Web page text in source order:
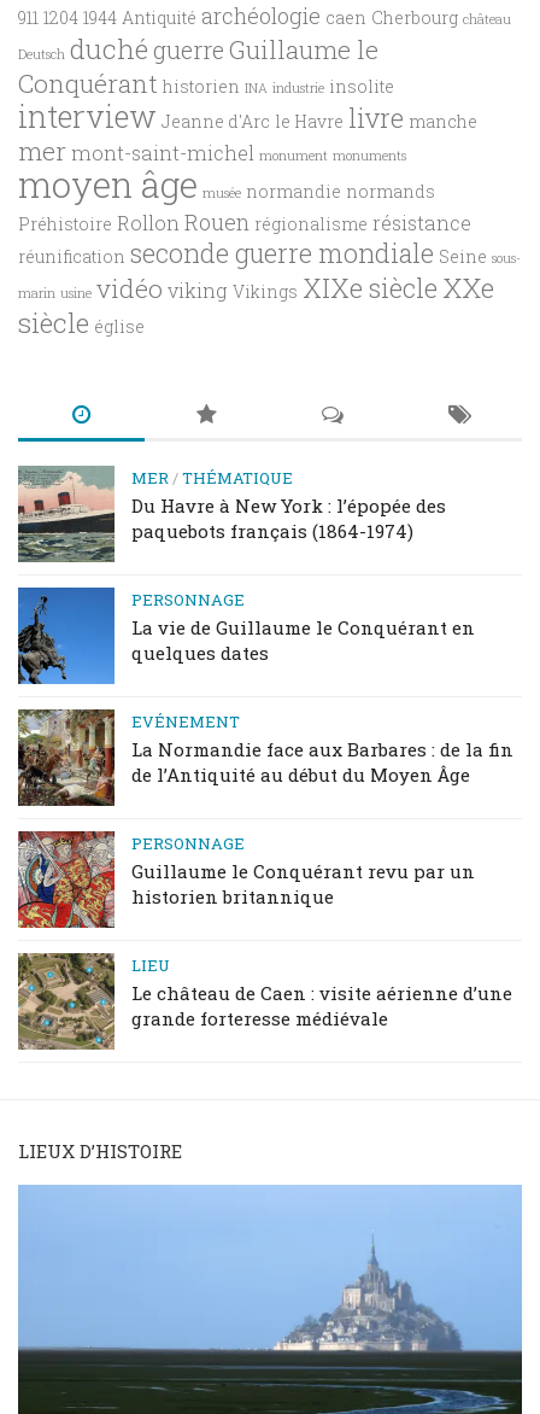
911 1204 1944 Antiquité archéologie caen Cherbourg château
Deutsch duché guerreGuillaume le
Conquérant historien INA industrie insolite
interview Jeanne d'Arc le Havre livre manche
mermont-saint-michel monument monuments
moyen âge musée normandie normands
Préhistoire Rollon Rouen régionalisme résistance
réunification seconde guerre mondiale Seine sous-
marin usine vidéo viking Vikings XIXe siècle XXe
siècle église
MER/THÉMATIQUE
Du Havre à New York : l’épopée des
paquebots français (1864-1974)
PERSONNAGE
La vie de Guillaume le Conquérant en
quelques dates
EVÉNEMENT
La Normandie face aux Barbares : de la fin
de l’Antiquité au début du Moyen Âge
PERSONNAGE
Guillaume le Conquérant revu par un
historien britannique
LIEU
Le château de Caen : visite aérienne d’une
grande forteresse médiévale
LIEUX D’HISTOIRE